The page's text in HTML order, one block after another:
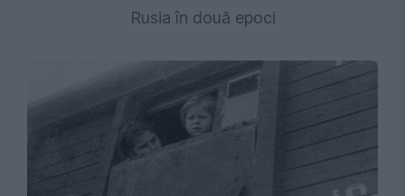
Rusia în două epoci